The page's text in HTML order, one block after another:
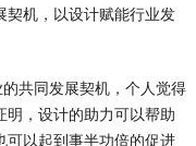
契机，以设计赋能行业发
共同发展契机，个人觉得
，设计的助力可以帮助
可以起到事半功倍的促进